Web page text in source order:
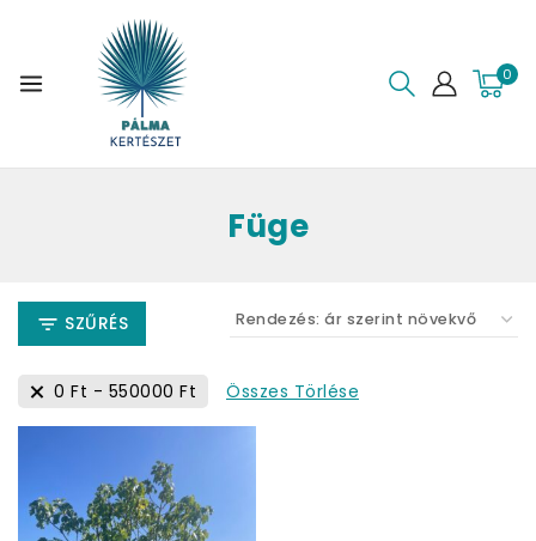
0
Füge
SZŰRÉS
0 Ft - 550000 Ft Összes Törlése